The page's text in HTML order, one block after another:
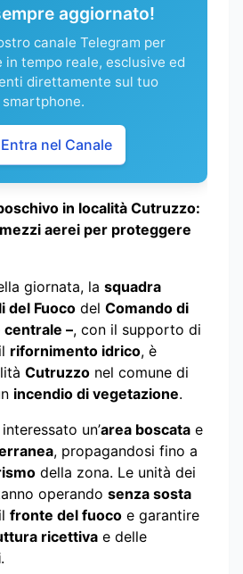
aggiornato!
canale Telegram per
in tempo reale, esclusive ed
direttamente sul tuo
smartphone.
Entra nel Canale
in località Cutruzzo:
aerei per proteggere
giornata, la squadra
del Fuoco del Comando di
centrale –, con il supporto di
rifornimento idrico, è
Cutruzzo nel comune di
incendio di vegetazione.
un’area boscata e
, propagandosi fino a
della zona. Le unità dei
operando senza sosta
fronte del fuoco e garantire
ricettiva e delle
.